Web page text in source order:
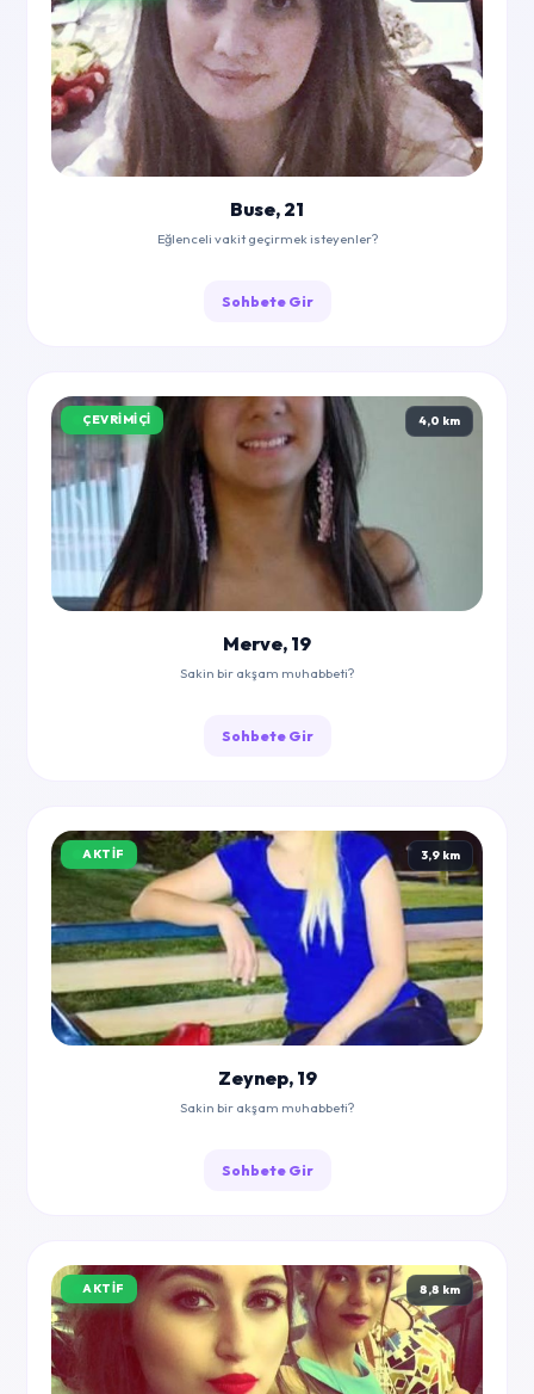
Buse, 21
Eğlenceli vakit geçirmek isteyenler?
Sohbete Gir
ÇEVRIMIÇI 4,0 km
Merve, 19
Sakin bir akşam muhabbeti?
Sohbete Gir
AKTIF 3,9 km
Zeynep, 19
Sakin bir akşam muhabbeti?
Sohbete Gir
AKTIF 8,8 km